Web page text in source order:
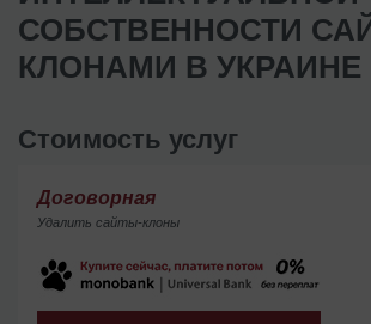
СОБСТВЕННОСТИ
КЛОНАМИ В УКРАИНЕ
Стоимость услуг
Договорная
Удалить сайты-клоны